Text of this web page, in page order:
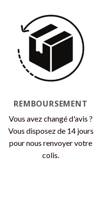
REMBOURSEMENT
Vous avez changé d'avis ?
Vous disposez de 14 jours
pour nous renvoyer votre
colis.